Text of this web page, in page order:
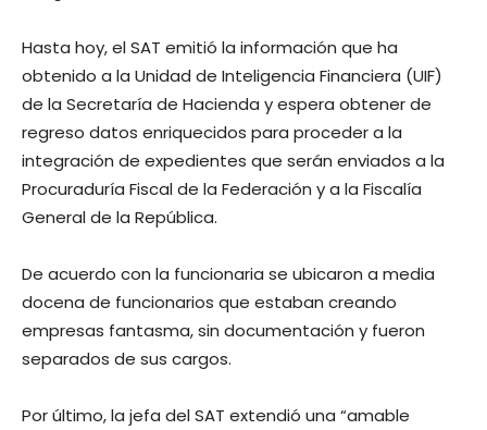
Hasta hoy, el SAT emitió la información que ha
obtenido a la Unidad de Inteligencia Financiera (UIF)
de la Secretaría de Hacienda y espera obtener de
regreso datos enriquecidos para proceder a la
integración de expedientes que serán enviados a la
Procuraduría Fiscal de la Federación y a la Fiscalía
General de la República.
De acuerdo con la funcionaria se ubicaron a media
docena de funcionarios que estaban creando
empresas fantasma, sin documentación y fueron
separados de sus cargos.
Por último, la jefa del SAT extendió una “amable